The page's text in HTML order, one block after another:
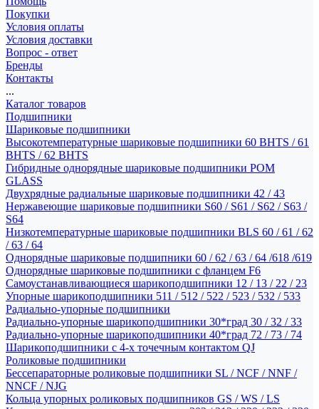
Покупки
Условия оплаты
Условия доставки
Вопрос - ответ
Бренды
Контакты
...
Каталог товаров
Подшипники
Шариковые подшипники
Высокотемпературные шариковые подшипники 60 BHTS / 61
BHTS / 62 BHTS
Гибридные однорядные шариковые подшипники POM
GLASS
Двухрядные радиальные шариковые подшипники 42 / 43
Нержавеющие шариковые подшипники S60 / S61 / S62 / S63 /
S64
Низкотемпературные шариковые подшипники BLS 60 / 61 / 62
/ 63 / 64
Однорядные шариковые подшипники 60 / 62 / 63 / 64 /618 /619
Однорядные шариковые подшипники с фланцем F6
Самоустанавливающиеся шарикоподшипники 12 / 13 / 22 / 23
Упорные шарикоподшипники 511 / 512 / 522 / 523 / 532 / 533
Радиально-упорные подшипники
Радиально-упорные шарикоподшипники 30*град 30 / 32 / 33
Радиально-упорные шарикоподшипники 40*град 72 / 73 / 74
Шарикоподшипники с 4-х точечным контактом QJ
Роликовые подшипники
Бессепараторные роликовые подшипники SL / NCF / NNF /
NNCF / NJG
Кольца упорных роликовых подшипников GS / WS / LS